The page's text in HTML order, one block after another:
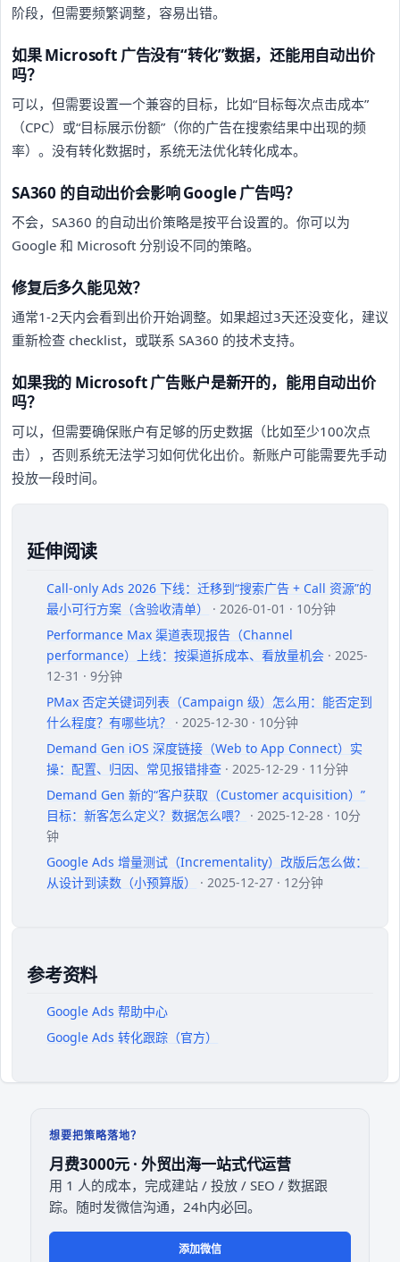
阶段，但需要频繁调整，容易出错。
如果 Microsoft 广告没有“转化”数据，还能用自动出价
吗？
可以，但需要设置一个兼容的目标，比如“目标每次点击成本”
（CPC）或“目标展示份额”（你的广告在搜索结果中出现的频
率）。没有转化数据时，系统无法优化转化成本。
SA360 的自动出价会影响 Google 广告吗？
不会，SA360 的自动出价策略是按平台设置的。你可以为
Google 和 Microsoft 分别设不同的策略。
修复后多久能见效？
通常1-2天内会看到出价开始调整。如果超过3天还没变化，建议
重新检查 checklist，或联系 SA360 的技术支持。
如果我的 Microsoft 广告账户是新开的，能用自动出价
吗？
可以，但需要确保账户有足够的历史数据（比如至少100次点
击），否则系统无法学习如何优化出价。新账户可能需要先手动
投放一段时间。
延伸阅读
Call-only Ads 2026 下线：迁移到“搜索广告 + Call 资源”的
最小可行方案（含验收清单）
· 2026-01-01 · 10分钟
Performance Max 渠道表现报告（Channel
performance）上线：按渠道拆成本、看放量机会 · 2025-
12-31 · 9分钟
PMax 否定关键词列表（Campaign 级）怎么用：能否定到
什么程度？有哪些坑？
· 2025-12-30 · 10分钟
Demand Gen iOS 深度链接（Web to App Connect）实
操：配置、归因、常见报错排查 · 2025-12-29 · 11分钟
Demand Gen 新的“客户获取（Customer acquisition）”
目标：新客怎么定义？数据怎么喂？
· 2025-12-28 · 10分
钟
Google Ads 增量测试（Incrementality）改版后怎么做：
从设计到读数（小预算版）
· 2025-12-27 · 12分钟
参考资料
Google Ads 帮助中心
Google Ads 转化跟踪（官方）
想要把策略落地？
月费3000元 · 外贸出海一站式代运营
用 1 人的成本，完成建站 / 投放 / SEO / 数据跟
踪。随时发微信沟通，24h内必回。
添加微信